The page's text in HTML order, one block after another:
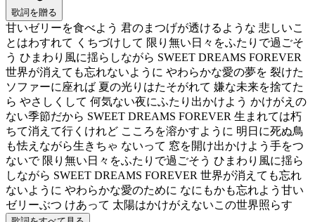
歌詞を贈る
甘いゼリーを食べよう 君のまつげが透けるような 悲しいこ
とはわすれて くちづけして 限り無い日々をふたりで過ごそ
う ひまわり風に揺らしながら SWEET DREAMS FOREVER
世界が消えても忘れないように やわらかな愛の夢を 裂けた
ソファーに座れば 夏の光りはたそがれて 嫌な未来を捨てた
ら やさしくして 何気ない夜にふたり出かけよう かけがえの
ない季節だから SWEET DREAMS FOREVER 生まれては朽
ちて消えて行くけれど こころを溶かすように 明日に死ぬ鳥
も怯えながら生きちゃ ないって 窓を開け出かけよう手をつ
ないで 限り無い日々をふたりで過ごそう ひまわり風に揺ら
しながら SWEET DREAMS FOREVER 世界が消えても忘れ
ないように やわらかな愛のために なにもかも忘れよう甘い
ゼリーぶつ けあって 太陽はかけがえないこの世界照らす